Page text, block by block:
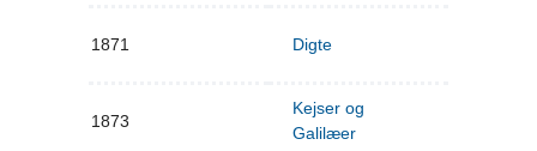
1871 Digte
1873
Kejser og
Galilæer